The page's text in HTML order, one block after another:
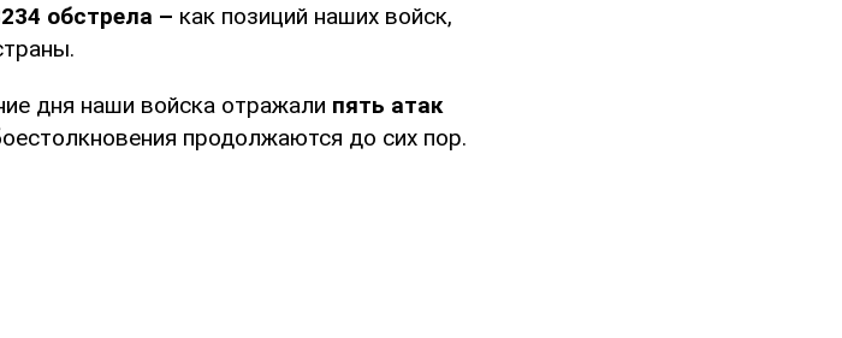
обстрела – как позиций наших войск,
дня наши войска отражали пять атак
продолжаются до сих пор.